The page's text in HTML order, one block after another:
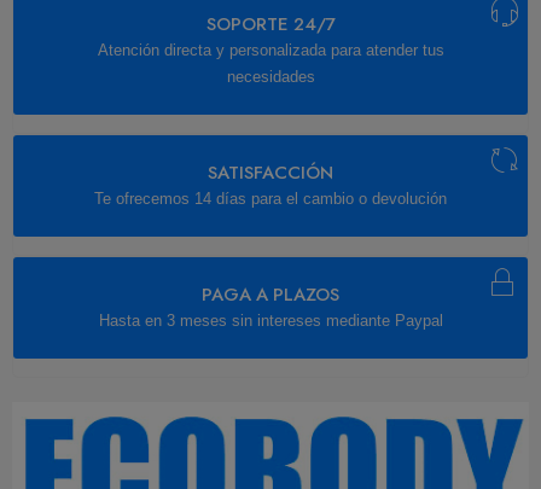
SOPORTE 24/7
Atención directa y personalizada para atender tus
necesidades
SATISFACCIÓN
Te ofrecemos 14 días para el cambio o devolución
PAGA A PLAZOS
Hasta en 3 meses sin intereses mediante Paypal